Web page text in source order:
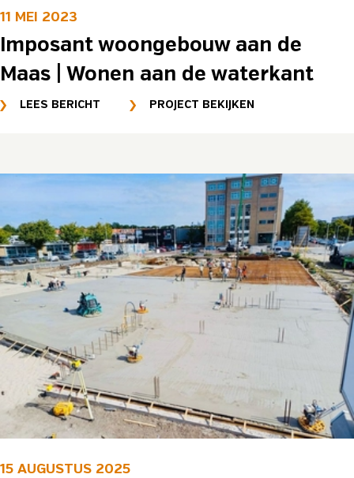
11 MEI 2023
Imposant woongebouw aan de
Maas | Wonen aan de waterkant
LEES BERICHT PROJECT BEKIJKEN
15 AUGUSTUS 2025